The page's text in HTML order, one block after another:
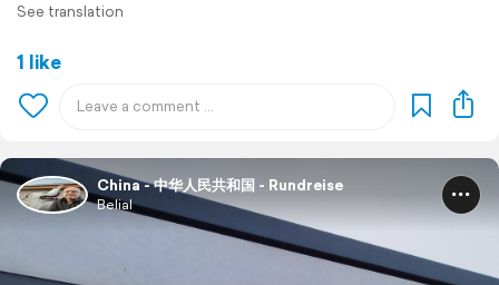
See translation
1 like
China - 中华人民共和国 - Rundreise
Belial